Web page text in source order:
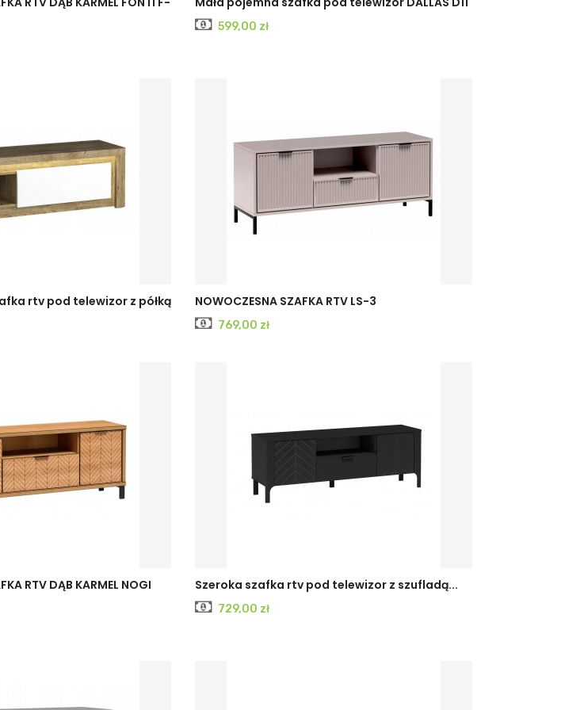
Cena
599,00 zł
rtv pod telewizor z półką CASHMERE
INDIGO
NOWOCZESNA SZAFKA RTV LS-3
Cena
769,00 zł
RTV DĄB KARMEL NOGI
CASHMERE
Czarny
Szeroka szafka rtv pod telewizor z szufladą...
Cena
729,00 zł